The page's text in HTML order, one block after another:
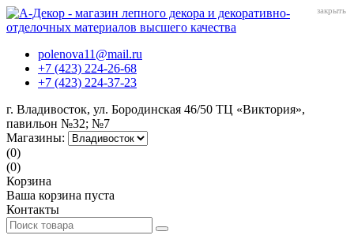
polenova11@mail.ru
+7 (423) 224-26-68
+7 (423) 224-37-23
г. Владивосток, ул. Бородинская 46/50 ТЦ «Виктория»,
павильон №32; №7
Магазины:
(0)
(0)
Корзина
Ваша корзина пуста
Контакты
закрыть